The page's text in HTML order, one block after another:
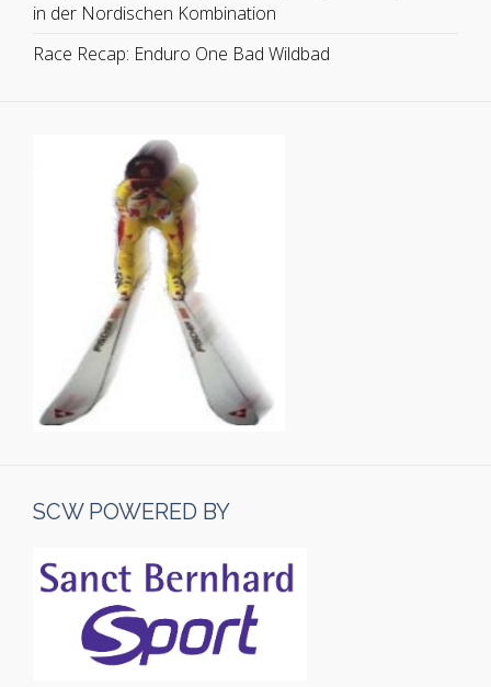
in der Nordischen Kombination
Race Recap: Enduro One Bad Wildbad
SCW POWERED BY